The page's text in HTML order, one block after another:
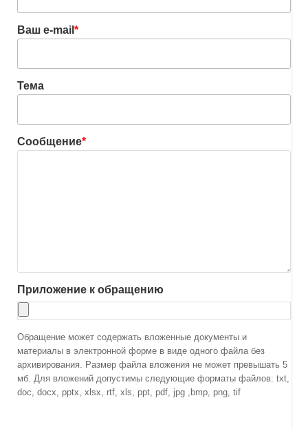
Ваш e-mail *
Тема
Сообщение*
Приложение к обращению
Обращение может содержать вложенные документы и
материалы в электронной форме в виде одного файла без
архивирования. Размер файла вложения не может превышать 5
мб. Для вложений допустимы следующие форматы файлов: txt,
doc, docx, pptx, xlsx, rtf, xls, ppt, pdf, jpg ,bmp, png, tif